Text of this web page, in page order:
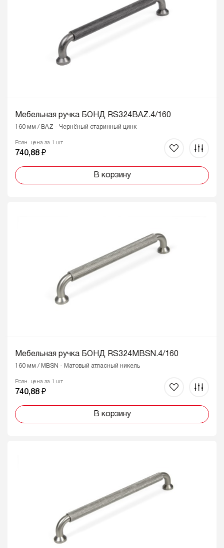
Мебельная ручка БОНД RS324BAZ.4/160
160 мм / BAZ - Чернёный старинный цинк
Розн. цена за 1 шт
740,88 ₽
В корзину
Мебельная ручка БОНД RS324MBSN.4/160
160 мм / MBSN - Матовый атласный никель
Розн. цена за 1 шт
740,88 ₽
В корзину